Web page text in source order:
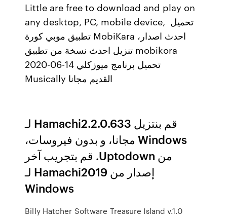
Little are free to download and play on
any desktop, PC, mobile device, تحميل
تطبيق موبي كورة MobiKara احدث اصدار،
تنزيل احدث نسخة من تطبيق mobikora
2020-06-14 تحميل برنامج ميوزكلي
Musically القديم مجانا
‫قم بنتزيل Hamachi2.2.0.633 لـ
Windows مجانا، و بدون فيروسات،
من Uptodown. قم بتجريب آخر
إصدار من Hamachi2019 لـ
Windows
Billy Hatcher Software Treasure Island v.1.0